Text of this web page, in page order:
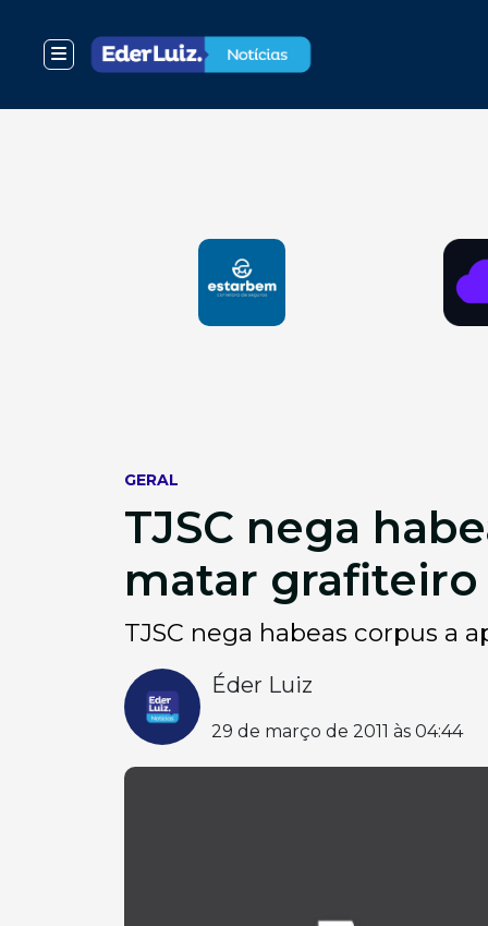
GERAL
TJSC nega
matar grafiteiro
TJSC nega habeas corpus a
Éder Luiz
29 de março de 2011 às 04:44